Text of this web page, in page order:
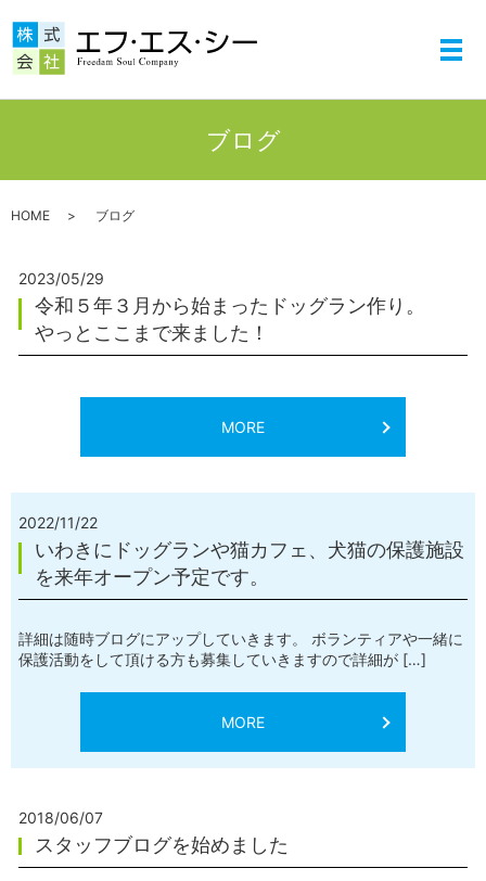
メ
ブログ
HOME ブログ
2023/05/29
令和５年３月から始まったドッグラン作り。
やっとここまで来ました！
MORE
2022/11/22
いわきにドッグランや猫カフェ、犬猫の保護施設
を来年オープン予定です。
詳細は随時ブログにアップしていきます。 ボランティアや一緒に
保護活動をして頂ける方も募集していきますので詳細が […]
MORE
2018/06/07
スタッフブログを始めました